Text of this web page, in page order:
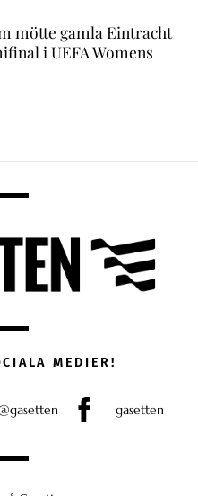
mötte gamla Eintracht
i UEFA Womens
MEDIER!
gasetten